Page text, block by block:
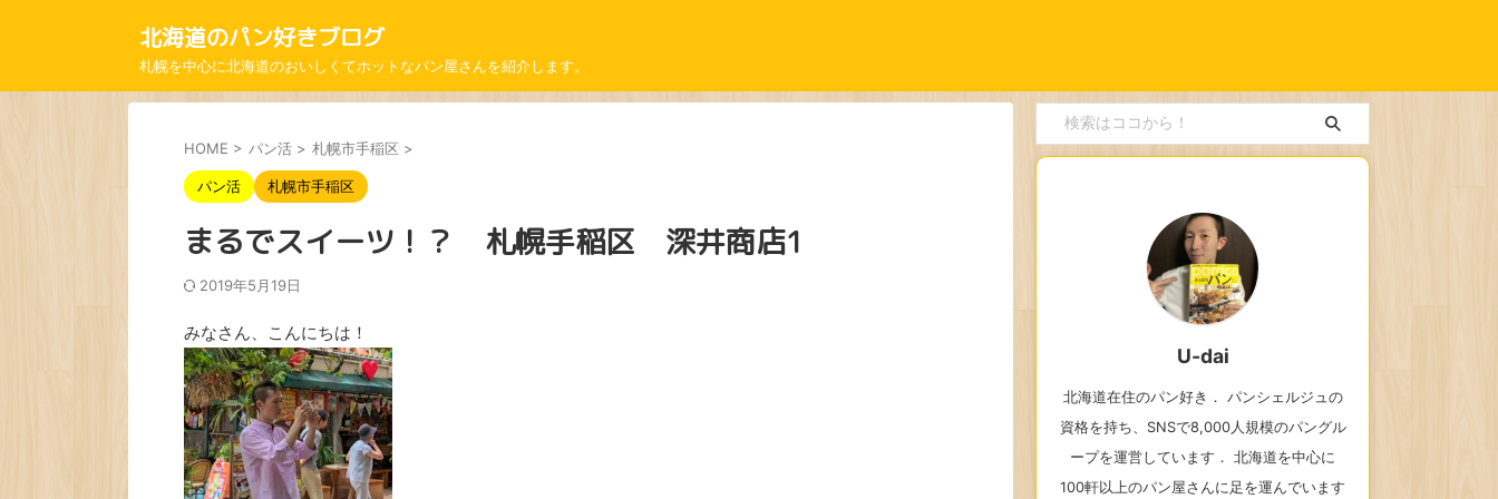
北海道のパン好きブログ
札幌を中心に北海道のおいしくてホットなパン屋さんを紹介します。
HOME > パン活 > 札幌市手稲区 >
パン活 札幌市手稲区
まるでスイーツ！？ 札幌手稲区 深井商店1
2019年5月19日
みなさん、こんにちは！
U-dai
北海道在住のパン好き． パンシェルジュの
資格を持ち、SNSで8,000人規模のパングル
ープを運営しています． 北海道を中心に
100軒以上のパン屋さんに足を運んでいます